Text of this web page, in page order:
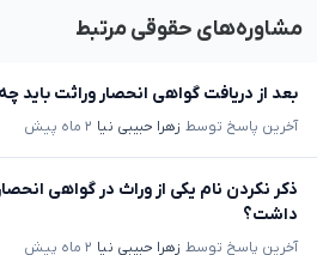
مشاوره‌های حقوقی مرتبط
بعد از دریافت گواهی انحصار وراثت باید
آخرین پاسخ توسط زهرا حبیبی نیا ۲ ماه پیش
ذکر نکردن نام یکی از وراث در گواهی
داشت؟
آخرین پاسخ توسط زهرا حبیبی نیا ۲ ماه پیش